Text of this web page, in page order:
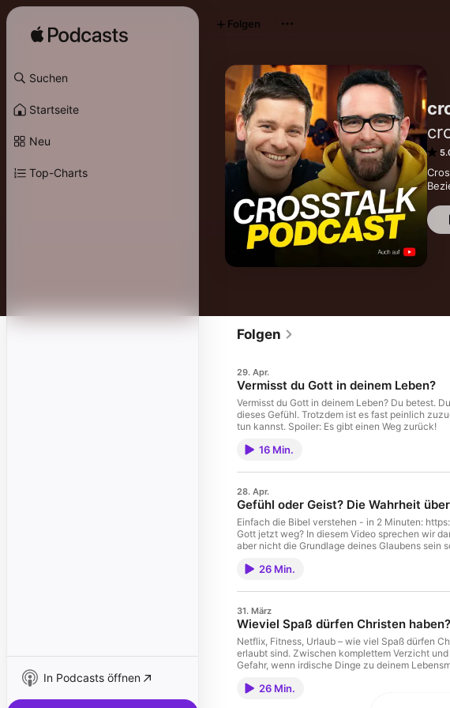
Suchen
Startseite
Neu
Top-Charts
In Podcasts öffnen
Folgen
Folgen
29. Apr.
Vermisst du Gott in deinem Leben?
Vermisst du Gott in deinem Leben? Du betest.
dieses Gefühl. Trotzdem ist es fast peinlich
tun kannst. Spoiler: Es gibt einen Weg zurück!
16 Min.
28. Apr.
Gefühl oder Geist? Die Wahrheit
Einfach die Bibel verstehen - in 2 Minuten:
Gott jetzt weg? In diesem Video sprechen wir
aber nicht die Grundlage deines Glaubens sein
26 Min.
31. März
Wieviel Spaß dürfen Christen haben?
Netflix, Fitness, Urlaub – wie viel Spaß dürfen
erlaubt sind. Zwischen komplettem Verzicht
Gefahr, wenn irdische Dinge zu deinem
26 Min.